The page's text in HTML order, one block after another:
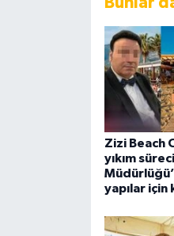
Zizi Beach
yıkım
yapılar için